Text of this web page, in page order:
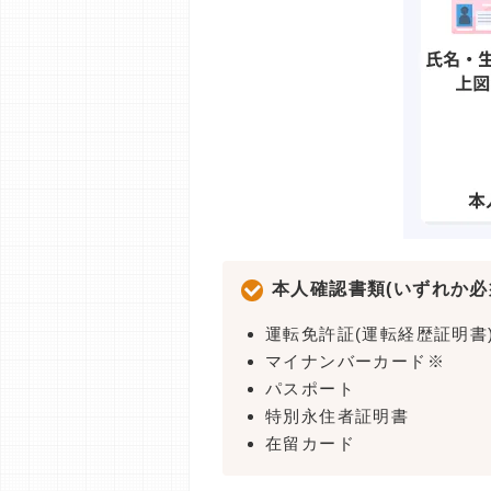
本人確認書類(いずれか
運転免許証(運転経歴証明
マイナンバーカード※
パスポート
特別永住者証明書
在留カード